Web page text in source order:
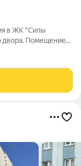
в ЖК "Силы
двора. Помещение
жилого дома. 1
есть. Жилой